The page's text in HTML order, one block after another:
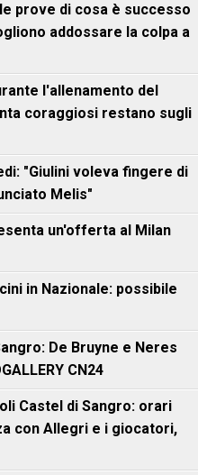
prove di cosa è successo
addossare la colpa a
l'allenamento del
coraggiosi restano sugli
"Giulini voleva fingere di
Melis"
un'offerta al Milan
in Nazionale: possibile
De Bruyne e Neres
CN24
Castel di Sangro: orari
con Allegri e i giocatori,